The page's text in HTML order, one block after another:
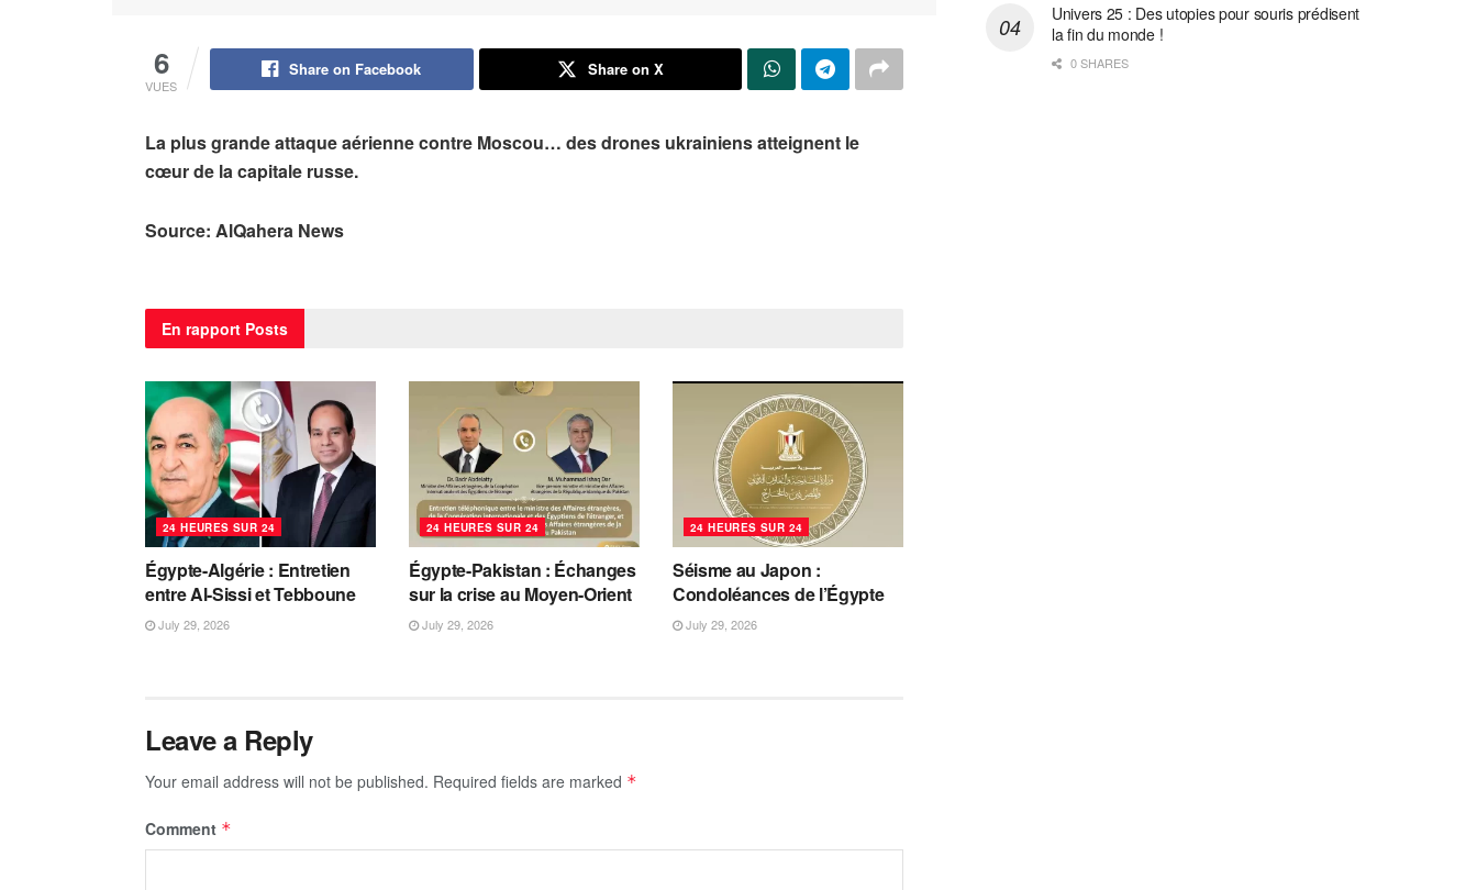
6
VUES
Share on Facebook Share on X
La plus grande attaque aérienne contre Moscou… des drones ukrainiens atteignent le
cœur de la capitale russe.
Source: AlQahera News
En rapport Posts
24 HEURES SUR 24
Égypte-Algérie : Entretien
entre Al-Sissi et Tebboune
July 29, 2026
24 HEURES SUR 24
Égypte-Pakistan : Échanges
sur la crise au Moyen-Orient
July 29, 2026
24 HEURES SUR 24
Séisme au Japon :
Condoléances de l’Égypte
July 29, 2026
Leave a Reply
Your email address will not be published. Required fields are marked *
Comment *
Univers 25 : Des utopies pour souris prédisent
la fin du monde !
0 SHARES